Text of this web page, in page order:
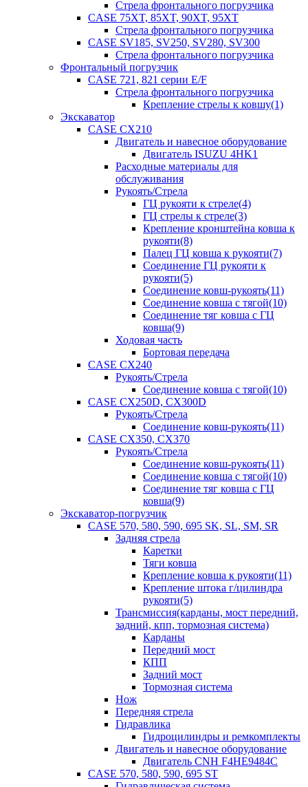
Стрела фронтального погрузчика
CASE 75XT, 85XT, 90XT, 95XT
Стрела фронтального погрузчика
CASE SV185, SV250, SV280, SV300
Стрела фронтального погрузчика
Фронтальный погрузчик
CASE 721, 821 серии E/F
Стрела фронтального погрузчика
Крепление стрелы к ковшу(1)
Экскаватор
CASE CX210
Двигатель и навесное оборудование
Двигатель ISUZU 4HK1
Расходные материалы для
обслуживания
Рукоять/Стрела
ГЦ рукояти к стреле(4)
ГЦ стрелы к стреле(3)
Крепление кронштейна ковша к
рукояти(8)
Палец ГЦ ковша к рукояти(7)
Соединение ГЦ рукояти к
рукояти(5)
Соединение ковш-рукоять(11)
Соединение ковша с тягой(10)
Соединение тяг ковша с ГЦ
ковша(9)
Ходовая часть
Бортовая передача
CASE CX240
Рукоять/Стрела
Соединение ковша с тягой(10)
CASE CX250D, CX300D
Рукоять/Стрела
Соединение ковш-рукоять(11)
CASE CX350, CX370
Рукоять/Стрела
Соединение ковш-рукоять(11)
Соединение ковша с тягой(10)
Соединение тяг ковша с ГЦ
ковша(9)
Экскаватор-погрузчик
CASE 570, 580, 590, 695 SK, SL, SM, SR
Задняя стрела
Каретки
Тяги ковша
Крепление ковша к рукояти(11)
Крепление штока г/цилиндра
рукояти(5)
Трансмиссия(карданы, мост передний,
задний, кпп, тормозная система)
Карданы
Передний мост
КПП
Задний мост
Тормозная система
Нож
Передняя стрела
Гидравлика
Гидроцилиндры и ремкомплекты
Двигатель и навесное оборудование
Двигатель CNH F4HE9484C
CASE 570, 580, 590, 695 ST